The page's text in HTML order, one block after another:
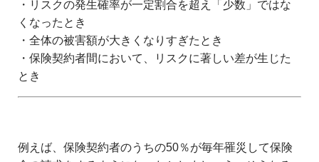
・リスクの発生確率が一定割合を超え「少数」ではな
くなったとき
・全体の被害額が大きくなりすぎたとき
・保険契約者間において、リスクに著しい差が生じた
とき
例えば、保険契約者のうちの50％が毎年罹災して保険